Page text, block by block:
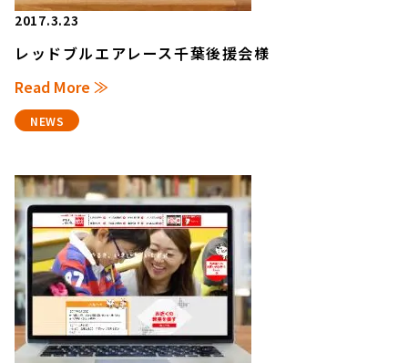
2017.3.23
レッドブルエアレース千葉後援会様
Read More ≫
NEWS